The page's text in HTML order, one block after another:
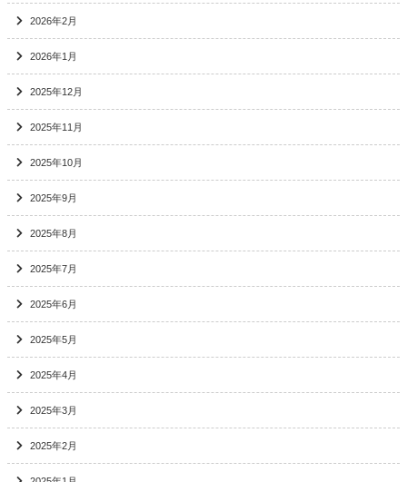
2026年2月
2026年1月
2025年12月
2025年11月
2025年10月
2025年9月
2025年8月
2025年7月
2025年6月
2025年5月
2025年4月
2025年3月
2025年2月